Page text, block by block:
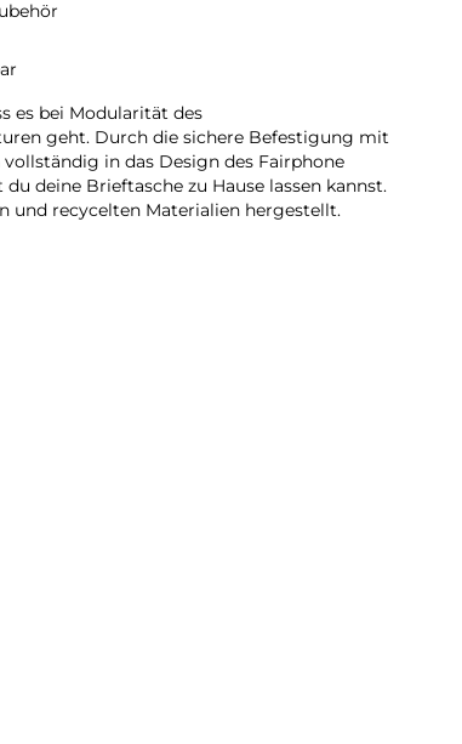
es bei Modularität des
geht. Durch die sichere Befestigung mit
in das Design des Fairphone
deine Brieftasche zu Hause lassen kannst.
und recycelten Materialien hergestellt.